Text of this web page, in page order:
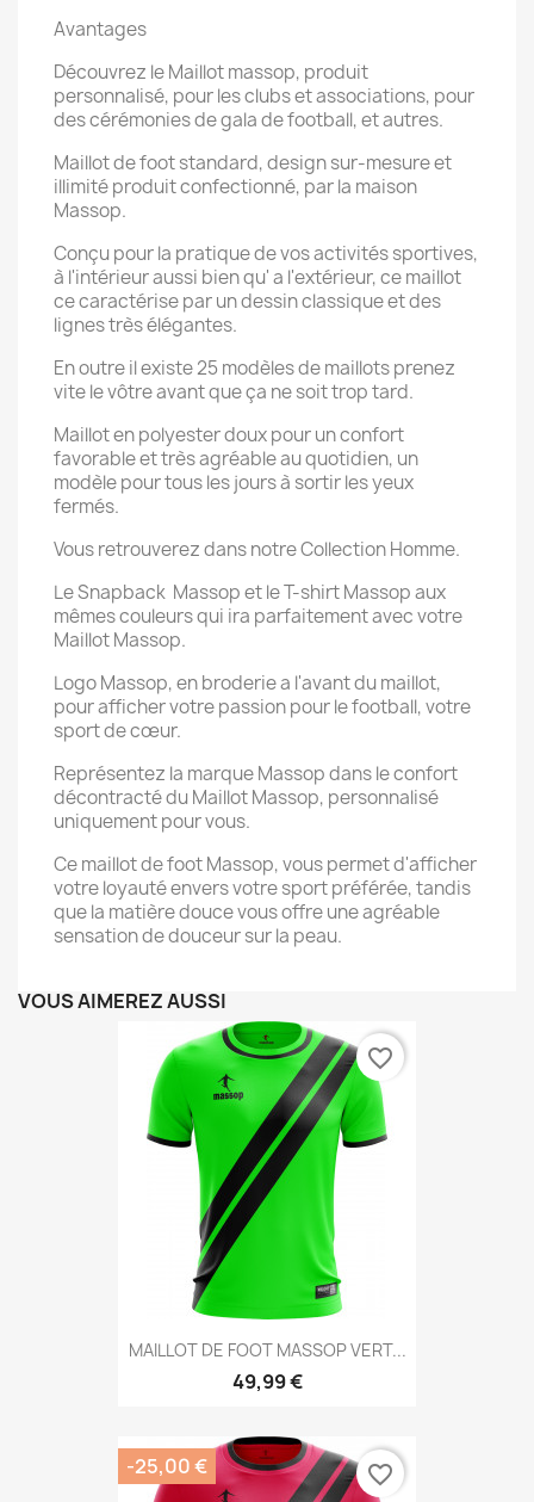
Avantages
Découvrez le Maillot massop, produit
personnalisé, pour les clubs et associations, pour
des cérémonies de gala de football, et autres.
Maillot de foot standard, design sur-mesure et
illimité produit confectionné, par la maison
Massop.
Conçu pour la pratique de vos activités sportives,
à l'intérieur aussi bien qu' a l'extérieur, ce maillot
ce caractérise par un dessin classique et des
lignes très élégantes.
En outre il existe 25 modèles de maillots prenez
vite le vôtre avant que ça ne soit trop tard.
Maillot en polyester doux pour un confort
favorable et très agréable au quotidien, un
modèle pour tous les jours à sortir les yeux
fermés.
Vous retrouverez dans notre Collection Homme.
Le Snapback Massop et le T-shirt Massop aux
mêmes couleurs qui ira parfaitement avec votre
Maillot Massop.
Logo Massop, en broderie a l'avant du maillot,
pour afficher votre passion pour le football, votre
sport de cœur.
Représentez la marque Massop dans le confort
décontracté du Maillot Massop, personnalisé
uniquement pour vous.
Ce maillot de foot Massop, vous permet d'afficher
votre loyauté envers votre sport préférée, tandis
que la matière douce vous offre une agréable
sensation de douceur sur la peau.
VOUS AIMEREZ AUSSI
MAILLOT DE FOOT MASSOP VERT...
49,99 €
favorite_border
-25,00 € favorite_border